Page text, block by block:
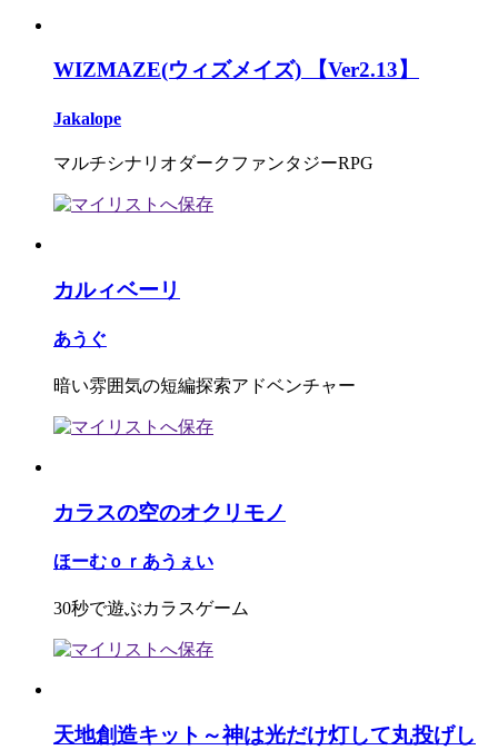
WIZMAZE(ウィズメイズ) 【Ver2.13】
Jakalope
マルチシナリオダークファンタジーRPG
カルィベーリ
あうぐ
暗い雰囲気の短編探索アドベンチャー
カラスの空のオクリモノ
ほーむｏｒあうぇい
30秒で遊ぶカラスゲーム
天地創造キット～神は光だけ灯して丸投げし